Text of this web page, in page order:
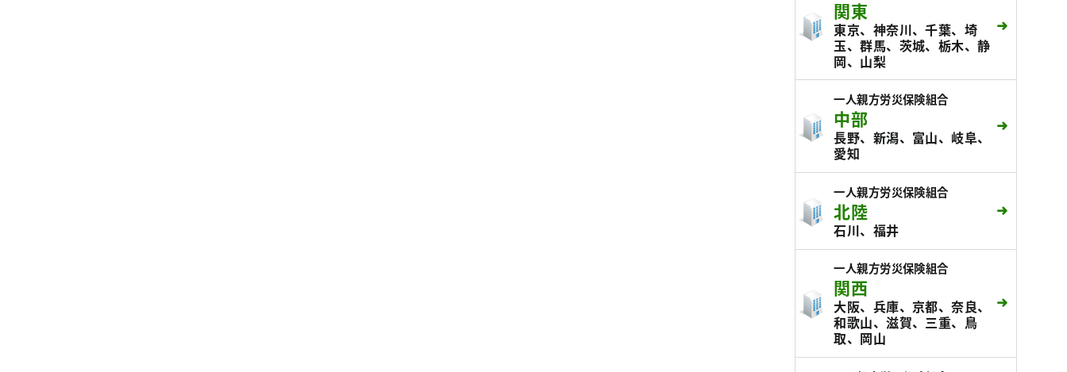
関東
東京、神奈川、千葉、埼
玉、群馬、茨城、栃木、静
岡、山梨
一人親方労災保険組合
中部
長野、新潟、富山、岐阜、
愛知
一人親方労災保険組合
北陸
石川、福井
一人親方労災保険組合
関西
大阪、兵庫、京都、奈良、
和歌山、滋賀、三重、鳥
取、岡山